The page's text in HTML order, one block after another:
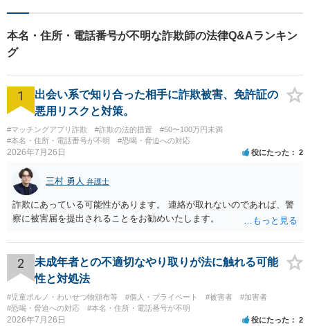
本名・住所・電話番号が不明な詐欺師の法律Q&Aランキン
グ
1
出会い系で知り合った相手に詐欺被害、免許証の
悪用リスクと対策。
#マッチングアプリ詐欺 #詐欺の法的措置
#50〜100万円未満
#本名・住所・電話番号が不明
#恐喝・脅迫への対応
2026年7月26日 役にたった 2
三村 勇人 弁護士
詐欺にあっている可能性があります。 連絡が取れないのであれば、警
察に被害届を提出されることをお勧めいたします。
2
未成年者との不適切なやり取りが法に触れる可能
性と対処法
#児童ポルノ・わいせつ物頒布等 #個人・プライベート #被害者
#加害者
#恐喝・脅迫への対応
#本名・住所・電話番号が不明
2026年7月26日 役にたった 2